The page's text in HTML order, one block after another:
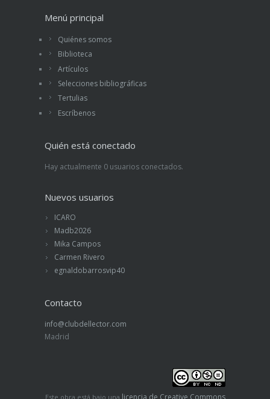
Menú principal
Quiénes somos
Biblioteca
Artículos
Selecciones bibliográficas
Tertulias
Escríbenos
Quién está conectado
Hay actualmente 0 usuarios conectados.
Nuevos usuarios
ICARO
Madb2026
Mika Campos
Carmen Rivero
egnaldobarrosvip40
Contacto
info@clubdellector.com
Madrid
Este obra está bajo una licencia de Creative Commons